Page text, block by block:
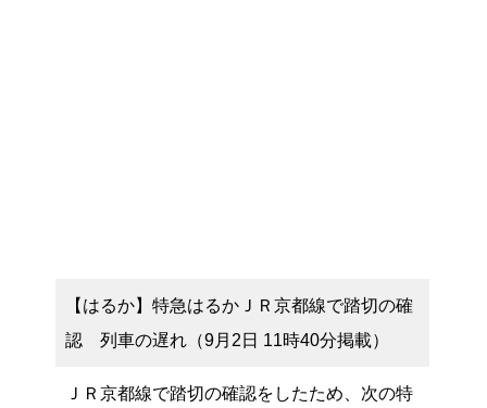
【はるか】特急はるかＪＲ京都線で踏切の確
認 列車の遅れ（9月2日 11時40分掲載）
ＪＲ京都線で踏切の確認をしたため、次の特